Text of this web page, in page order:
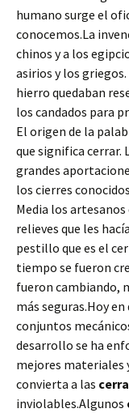
humano surge el
conocemos.La
chinos y a los
asirios y los
hierro quedaban
los candados para
El origen de la
que significa cerrar.
grandes
los cierres
Media los
relieves que les
pestillo que es el
tiempo se fueron
fueron cambiando,
más seguras.Hoy
conjuntos
desarrollo se ha
mejores materiales
convierta a las
inviolables.Algunos